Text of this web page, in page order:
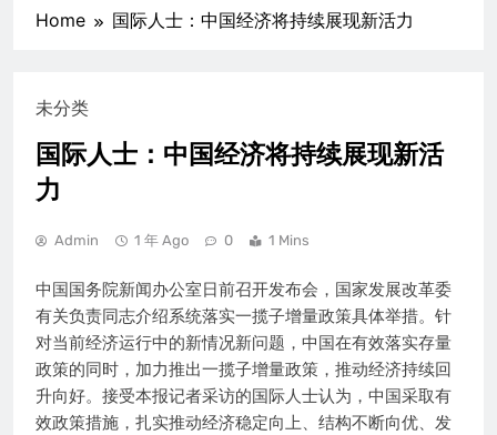
Home 国际人士：中国经济将持续展现新活力
未分类
国际人士：中国经济将持续展现新活
力
Admin 1 年 Ago 0 1 Mins
中国国务院新闻办公室日前召开发布会，国家发展改革委
有关负责同志介绍系统落实一揽子增量政策具体举措。针
对当前经济运行中的新情况新问题，中国在有效落实存量
政策的同时，加力推出一揽子增量政策，推动经济持续回
升向好。接受本报记者采访的国际人士认为，中国采取有
效政策措施，扎实推动经济稳定向上、结构不断向优、发